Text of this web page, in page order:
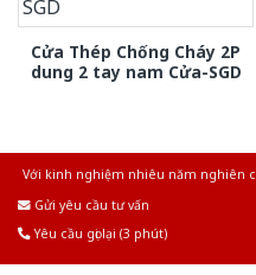
Cửa Thép Chống Cháy 2P
dung 2 tay nam Cửa-SGD
Với kinh nghiệm nhiêu năm nghiên
Gửi yêu cầu tư vấn
Yêu cầu gọi lại (3 phút)